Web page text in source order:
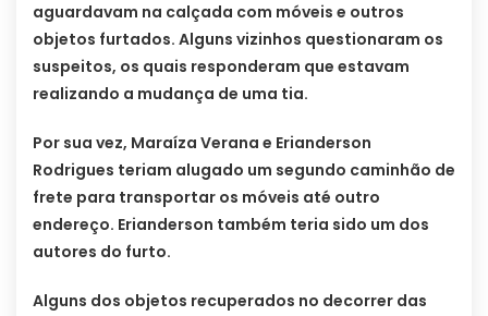
aguardavam na calçada com móveis e outros
objetos furtados. Alguns vizinhos questionaram os
suspeitos, os quais responderam que estavam
realizando a mudança de uma tia.
Por sua vez, Maraíza Verana e Erianderson
Rodrigues teriam alugado um segundo caminhão de
frete para transportar os móveis até outro
endereço. Erianderson também teria sido um dos
autores do furto.
Alguns dos objetos recuperados no decorrer das